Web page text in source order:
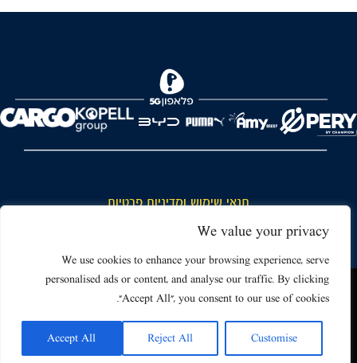
We value your privacy
We use cookies to enhance your browsing experience, serve
personalised ads or content, and analyse our traffic. By clicking
"Accept All", you consent to our use of cookies.
Customise
Reject All
Accept All
FOREVER
תנאי שימוש ומדיניות פרטיות
כללי כניסה והתנהגות באצטדיון ותנאי שימוש בכרטיסים
דרושים
צור קשר
Powered by
האתר שאתה גולש בו עשוי להשתמש בעוגיות (קוקיז) ובטכנולוגיות דומות.
על ידי כניסה לאתר אתה מאשר את תנאי השימוש הכוללים שימוש בעוגיות
(קוקיז).
אישור